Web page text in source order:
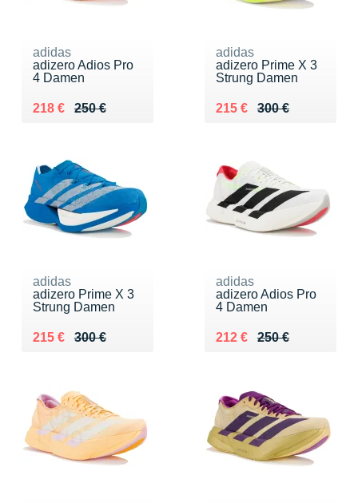
adidas
adizero Adios Pro
4 Damen
250 €
Au lieu de 250 €
218 €
Vendu 218 €
adidas
adizero Prime X 3
Strung Damen
300 €
Au lieu de 300 €
215 €
Vendu 215 €
adidas
adizero Prime X 3
Strung Damen
300 €
Au lieu de 300 €
215 €
Vendu 215 €
adidas
adizero Adios Pro
4 Damen
250 €
Au lieu de 250 €
212 €
Vendu 212 €